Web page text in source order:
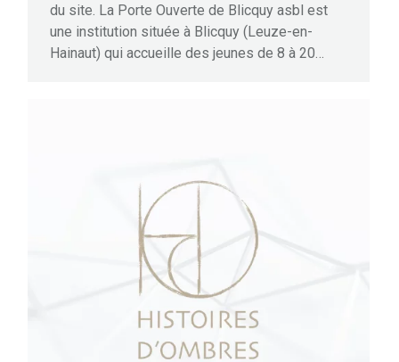
du site. La Porte Ouverte de Blicquy asbl est
une institution située à Blicquy (Leuze-en-
Hainaut) qui accueille des jeunes de 8 à 20…